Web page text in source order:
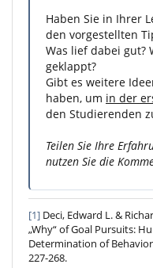
Haben Sie in Ihrer
den vorgestellten
Was lief dabei gut?
geklappt?
Gibt es weitere
haben, um in der
den Studierenden
Teilen Sie Ihre
nutzen Sie die
[1] Deci, Edward L. &
„Why“ of Goal Pursuits:
Determination of
227-268.